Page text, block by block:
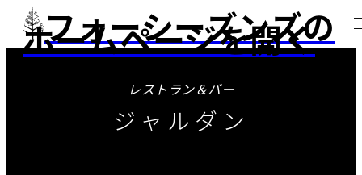
フォーシーズンズの
ホームページを開く
レストラン＆バー
ジャルダン